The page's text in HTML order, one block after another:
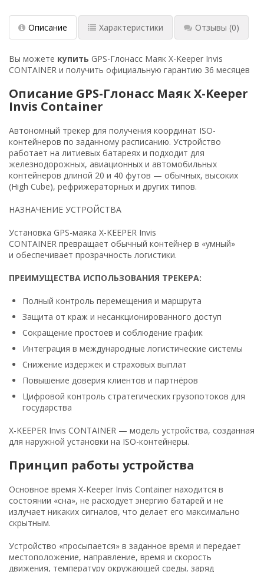
Описание Характеристики Отзывы (0)
Вы можете купить GPS-Глонасс Маяк X-Keeper Invis
CONTAINER и получить официальную гарантию 36 месяцев
Описание GPS-Глонасс Маяк X-Keeper
Invis Container
Автономный трекер для получения координат ISO-
контейнеров по заданному расписанию. Устройство
работает на литиевых батареях и подходит для
железнодорожных, авиационных и автомобильных
контейнеров длиной 20 и 40 футов — обычных, высоких
(High Cube), рефрижераторных и других типов.
НАЗНАЧЕНИЕ УСТРОЙСТВА
Установка GPS-маяка X-KEEPER Invis
CONTAINER превращает обычный контейнер в «умный»
и обеспечивает прозрачность логистики.
ПРЕИМУЩЕСТВА ИСПОЛЬЗОВАНИЯ ТРЕКЕРА:
Полный контроль перемещения и маршрута
Защита от краж и несанкционированного доступ
Сокращение простоев и соблюдение график
Интеграция в международные логистические системы
Снижение издержек и страховых выплат
Повышение доверия клиентов и партнёров
Цифровой контроль стратегических грузопотоков для
государства
X-KEEPER Invis CONTAINER — модель устройства, созданная
для наружной установки на ISO-контейнеры.
Принцип работы устройства
Основное время X-Keeper Invis Container находится в
состоянии «сна», не расходует энергию батарей и не
излучает никаких сигналов, что делает его максимально
скрытным.
Устройство «просыпается» в заданное время и передает
местоположение, направление, время и скорость
движения, температуру окружающей среды, заряд